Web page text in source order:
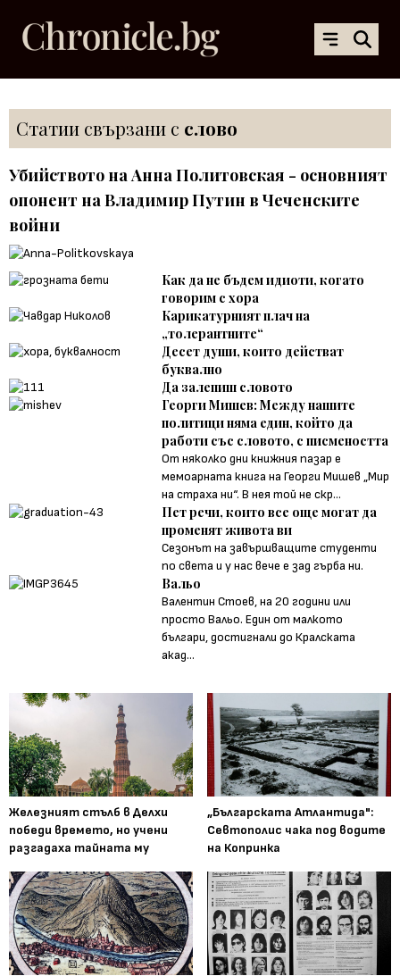
Статии свързани с слово
Убийството на Анна Политовская - основният
опонент на Владимир Путин в Чеченските
войни
Как да не бъдем идиоти, когато
говорим с хора
Карикатурният плач на
„толерантните“
Десет души, които действат
буквално
Да залепиш словото
Георги Мишев: Между нашите
политици няма един, който да
работи със словото, с писмеността
От няколко дни книжния пазар е
мемоарната книга на Георги Мишев „Мир
на страха ни“. В нея той не скр...
Пет речи, които все още могат да
променят живота ви
Сезонът на завършващите студенти
по света и у нас вече е зад гърба ни.
Вальо
Валентин Стоев, на 20 години или
просто Вальо. Един от малкото
българи, достигнали до Кралската
акад...
Железният стълб в Делхи
победи времето, но учени
разгадаха тайната му
„Българската Атлантида":
Севтополис чака под водите
на Копринка